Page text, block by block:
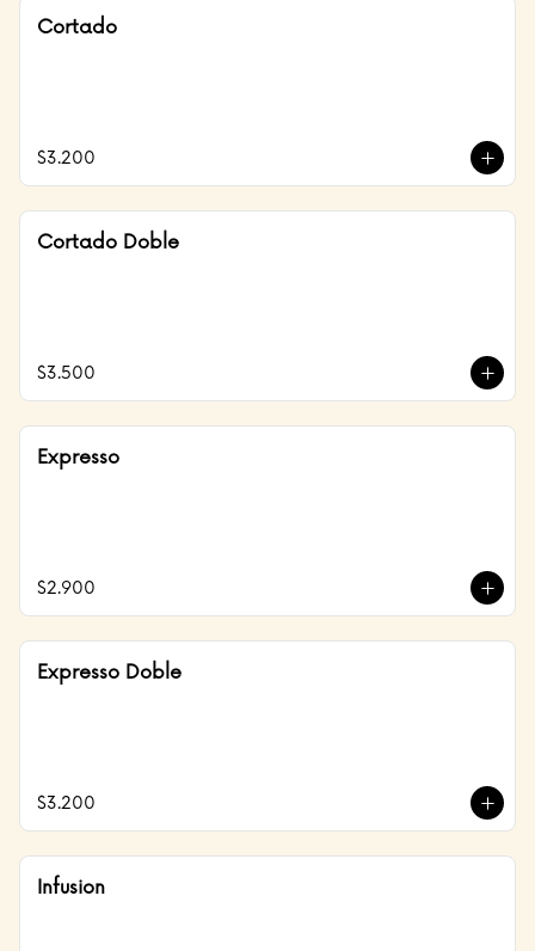
Cortado
$3.200
Cortado Doble
$3.500
Expresso
$2.900
Expresso Doble
$3.200
Infusion